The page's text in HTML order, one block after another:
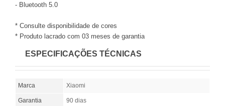
- Bluetooth 5.0
* Consulte disponibilidade de cores
* Produto lacrado com 03 meses de garantia
ESPECIFICAÇÕES TÉCNICAS
Marca Xiaomi
Garantia 90 dias